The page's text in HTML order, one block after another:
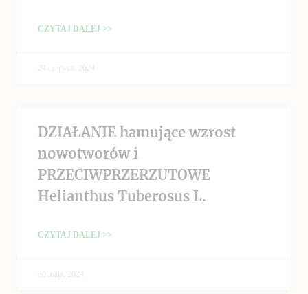
CZYTAJ DALEJ >>
24 czerwca, 2024
DZIAŁANIE hamujące wzrost
nowotworów i
PRZECIWPRZERZUTOWE
Helianthus Tuberosus L.
CZYTAJ DALEJ >>
30 maja, 2024